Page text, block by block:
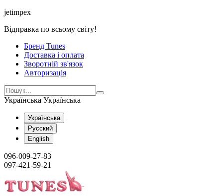
jetimpex
Відправка по всьому світу!
Бренд Tunes
Доставка і оплата
Зворотній зв'язок
Авторизація
Українська Українська
Українська
Русский
English
096-009-27-83
097-421-59-21